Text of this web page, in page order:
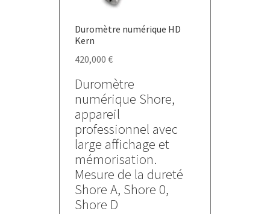
produit
Duromètre numérique HD
Kern
420,000 €
Duromètre
numérique Shore,
appareil
professionnel avec
large affichage et
mémorisation.
Mesure de la dureté
Shore A, Shore 0,
Shore D